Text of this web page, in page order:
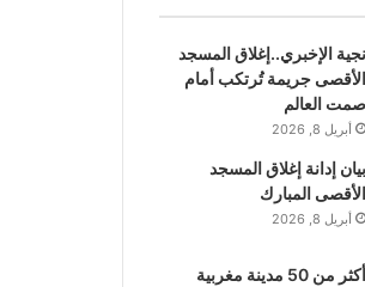
نجية الإخبري..إغلاق المسجد
الأقصى جريمة تُرتكب أمام
صمت العالم
أبريل 8, 2026
بيان إدانة إغلاق المسجد
الأقصى المبارك
أبريل 8, 2026
أكثر من 50 مدينة مغربية